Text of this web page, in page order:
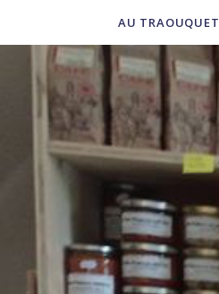
AU TRAOUQUET